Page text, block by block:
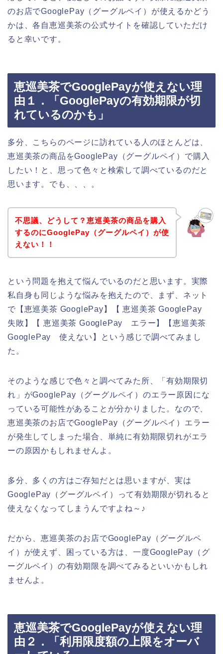
のお店でGooglePay（グーグルペイ）が使えるかどう
かは、各自恵巡美茶の公式サイトを確認していただけ
ると幸いです。
恵巡美茶でGooglePayが使えない理
由１．「GooglePayの有効期限が切
れているのかも」
多分、こちらのページに訪れている人のほとんどは、
恵巡美茶の商品をGooglePay（グーグルペイ）で購入
したい！と、思って色々と検索して調べているのだと
思います。でも、、、。
不思議、どうして？恵巡美茶の商品を購入
するのにGooglePay（グーグルペイ）が使
えない！！
という問題を抱えて悩んでいるのだと思います。実際
私自身も同じような悩みを抱えたので、まず、ネット
で【恵巡美茶 GooglePay】【 恵巡美茶 GooglePay
失敗】【 恵巡美茶 GooglePay エラー】【恵巡美茶
GooglePay 使えない】という感じで調べてみまし
た。
そのような感じで色々と調べてみた所、「有効期限切
れ」がGooglePay（グーグルペイ）のエラー原因にな
っている可能性があることが分かりました。なので、
恵巡美茶のお店でGooglePay（グーグルペイ）エラー
が発生してしまった場合、単純に有効期限切れがエラ
ーの原因かもしれませんよ。
多分、多くの方はご存知だとは思いますが、実は
GooglePay（グーグルペイ）って有効期限が切れると
使えなくなってしまうんですよね～♪
だから、恵巡美茶のお店でGooglePay（グーグルペ
イ）が使えず、困っている方は、一度GooglePay（グ
ーグルペイ）の有効期限を調べてみるといいかもしれ
ませんよ。
恵巡美茶でGooglePayが使えない理
由２．「利用限度額の上限をオーバ